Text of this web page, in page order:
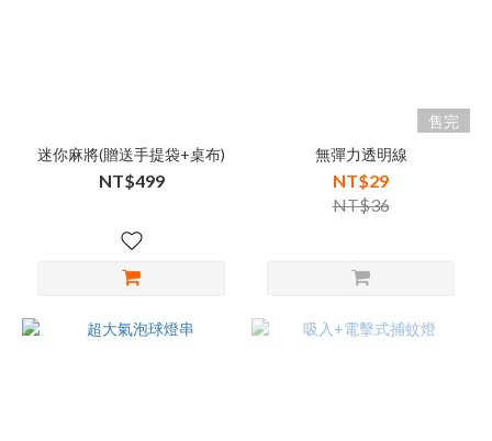
迷你麻將(贈送手提袋+桌布)
NT$499
售完
無彈力透明線
NT$29
NT$36